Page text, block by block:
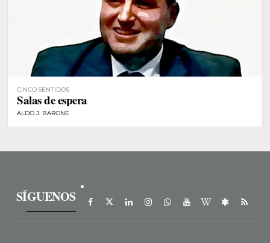
CINCO SENTIDOS
Salas de espera
ALDO J. BARONE
SÍGUENOS